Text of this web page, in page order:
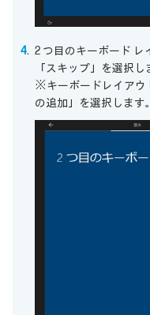
2 つ目のキーボード レ
「スキップ」を選択し
※キーボードレイアウ
の追加」を選択します。